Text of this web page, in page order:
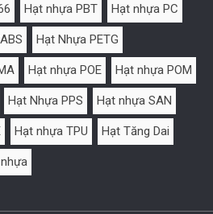
Hạt nhựa PBT Hạt nhựa PC
Hạt Nhựa PETG
Hạt nhựa POE Hạt nhựa POM
Hạt Nhựa PPS Hạt nhựa SAN
Hạt nhựa TPU Hạt Tăng Dai